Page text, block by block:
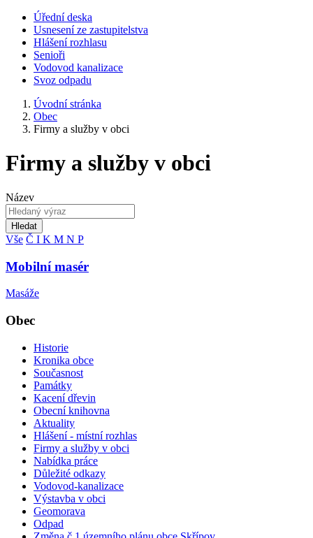
Úřední deska
Usnesení ze zastupitelstva
Hlášení rozhlasu
Senioři
Vodovod kanalizace
Svoz odpadu
Úvodní stránka
Obec
Firmy a služby v obci
Firmy a služby v obci
Název
Hledat
Vše Č I K M N P
Mobilní masér
Masáže
Obec
Historie
Kronika obce
Současnost
Památky
Kacení dřevin
Obecní knihovna
Aktuality
Hlášení - místní rozhlas
Firmy a služby v obci
Nabídka práce
Důležité odkazy
Vodovod-kanalizace
Výstavba v obci
Geomorava
Odpad